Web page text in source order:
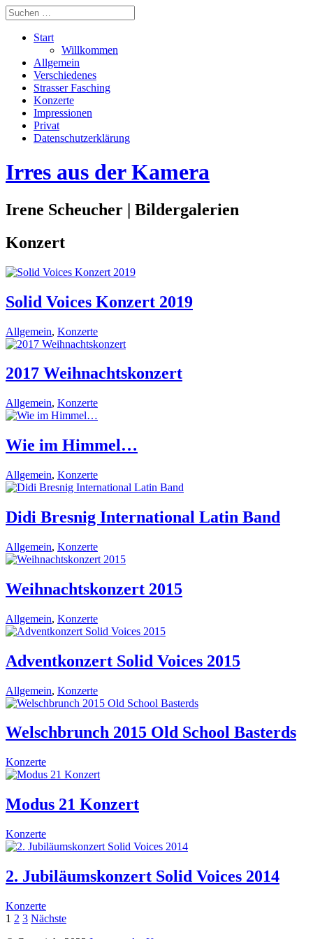
Start
Willkommen
Allgemein
Verschiedenes
Strasser Fasching
Konzerte
Impressionen
Privat
Datenschutzerklärung
Irres aus der Kamera
Irene Scheucher | Bildergalerien
Konzert
Solid Voices Konzert 2019
Allgemein, Konzerte
2017 Weihnachtskonzert
Allgemein, Konzerte
Wie im Himmel…
Allgemein, Konzerte
Didi Bresnig International Latin Band
Allgemein, Konzerte
Weihnachtskonzert 2015
Allgemein, Konzerte
Adventkonzert Solid Voices 2015
Allgemein, Konzerte
Welschbrunch 2015 Old School Basterds
Konzerte
Modus 21 Konzert
Konzerte
2. Jubiläumskonzert Solid Voices 2014
Konzerte
Seitennummerierung
1 2 3 Nächste